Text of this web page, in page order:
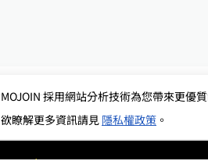
MOJOIN採用網站分析技術為您帶來更優
欲瞭解更多資訊請見 隱私權政策 。